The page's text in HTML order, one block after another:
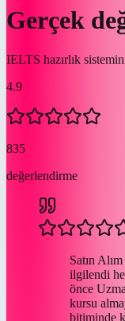
Gerçek
IELTS hazırlık
4.9
835
değerlendirme
Satın
ilgilendi
önce
kursu
bitiminde